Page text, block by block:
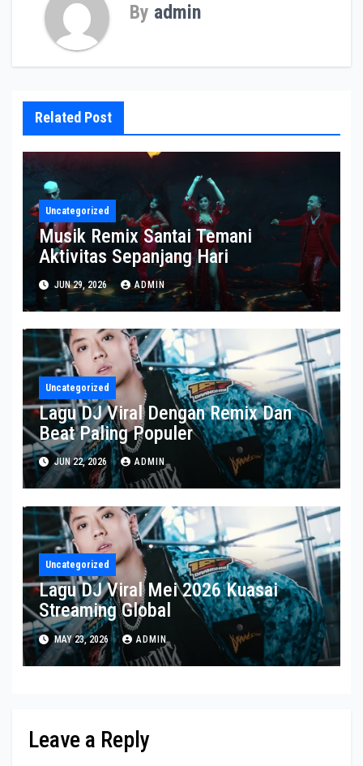
By admin
Related Post
Uncategorized
Musik Remix Santai Temani
Aktivitas Sepanjang Hari
JUN 29, 2026 ADMIN
Uncategorized
Lagu DJ Viral Dengan Remix Dan
Beat Paling Populer
JUN 22, 2026 ADMIN
Uncategorized
Lagu DJ Viral Mei 2026 Kuasai
Streaming Global
MAY 23, 2026 ADMIN
Leave a Reply